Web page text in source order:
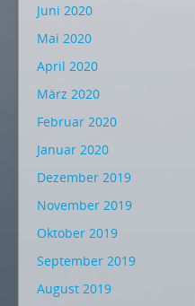
Juni 2020
Mai 2020
April 2020
März 2020
Februar 2020
Januar 2020
Dezember 2019
November 2019
Oktober 2019
September 2019
August 2019